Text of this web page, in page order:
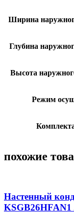
Ширина
Глубина
Высота
Режим
похожие
Настенный
KSGB26HFAN1